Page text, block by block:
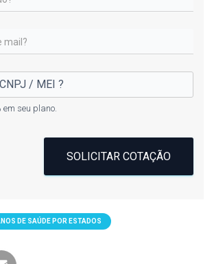
em seu plano.
SOLICITAR COTAÇÃO
DE SAÚDE POR ESTADOS